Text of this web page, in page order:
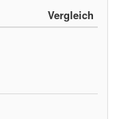
Vergleich